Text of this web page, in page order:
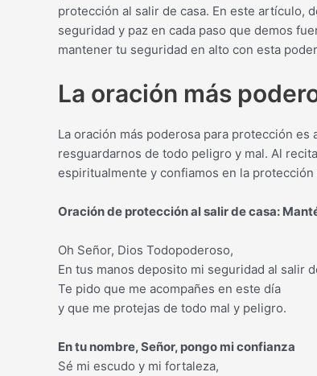
protección al salir de casa. En este artículo,
seguridad y paz en cada paso que demos
mantener tu seguridad en alto con esta
La oración más
La oración más poderosa para protección
resguardarnos de todo peligro y mal. Al
espiritualmente y confiamos en la
Oración de protección al salir de casa:
Oh Señor, Dios Todopoderoso,
En tus manos deposito mi seguridad al salir
Te pido que me acompañes en este día
y que me protejas de todo mal y peligro.
En tu nombre, Señor, pongo mi confianza
Sé mi escudo y mi fortaleza,